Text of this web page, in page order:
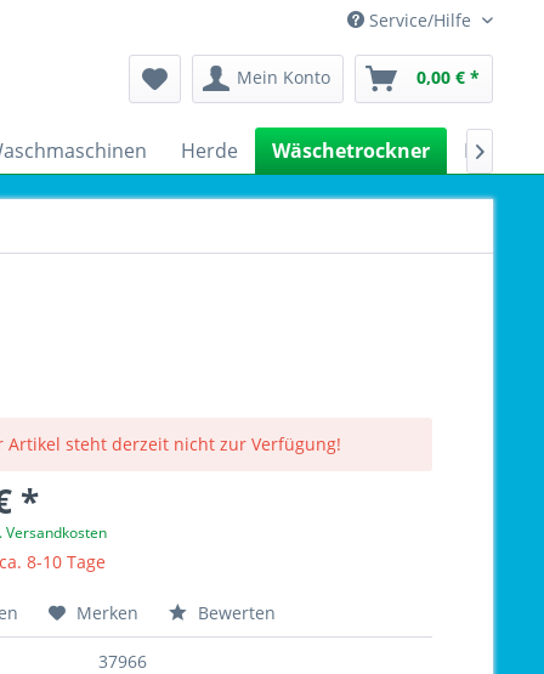
Service/Hilfe
Mein Konto 0,00 € *
Herde Wäschetrockner 
Artikel steht derzeit nicht zur Verfügung!
*
Versandkosten
8-10 Tage
Merken Bewerten
37966